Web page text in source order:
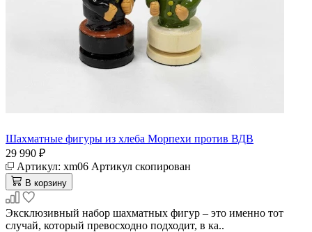
Шахматные фигуры из хлеба Морпехи против ВДВ
29 990 ₽
Артикул: xm06 Артикул скопирован
В корзину
Эксклюзивный набор шахматных фигур – это именно тот
случай, который превосходно подходит, в ка..